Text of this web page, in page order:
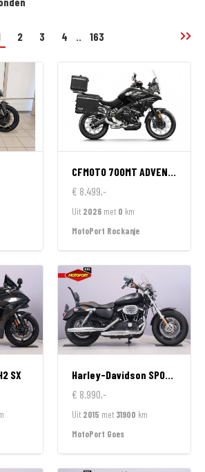
2 3 4 .. 163
CFMOTO 700MT ADVENTURE GT EDITION
€ 8.499,-
Uit 2026 met 0 km
MotoPort Rockanje
SX
Harley-Davidson SPORTSTER 1200 CUSTOM LIMITED
€ 8.990,-
Uit 2015 met 31900 km
MotoPort Goes